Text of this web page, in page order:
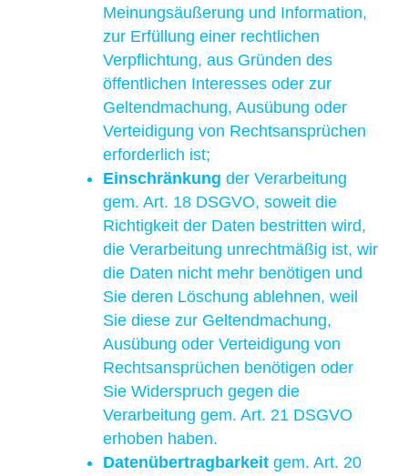
Meinungsäußerung und Information,
zur Erfüllung einer rechtlichen
Verpflichtung, aus Gründen des
öffentlichen Interesses oder zur
Geltendmachung, Ausübung oder
Verteidigung von Rechtsansprüchen
erforderlich ist;
Einschränkung der Verarbeitung
gem. Art. 18 DSGVO, soweit die
Richtigkeit der Daten bestritten wird,
die Verarbeitung unrechtmäßig ist, wir
die Daten nicht mehr benötigen und
Sie deren Löschung ablehnen, weil
Sie diese zur Geltendmachung,
Ausübung oder Verteidigung von
Rechtsansprüchen benötigen oder
Sie Widerspruch gegen die
Verarbeitung gem. Art. 21 DSGVO
erhoben haben.
Datenübertragbarkeitgem. Art. 20